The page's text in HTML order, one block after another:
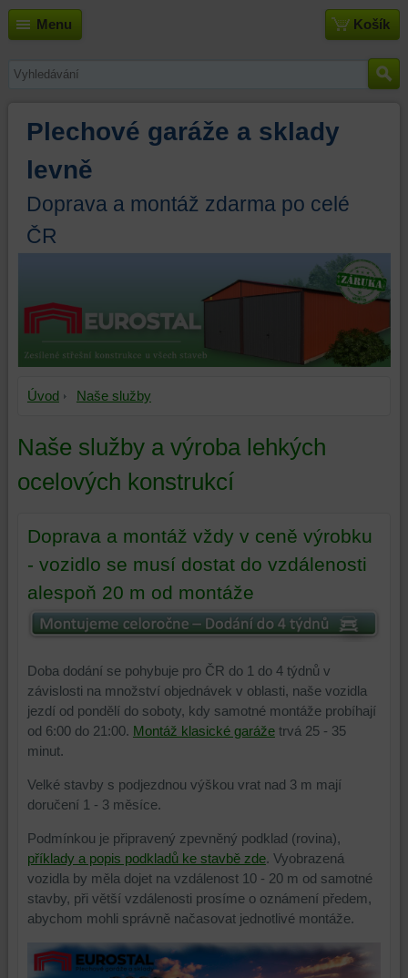
Menu Košík
Plechové garáže a sklady
levně
Doprava a montáž zdarma po celé
ČR
Úvod Naše služby
Naše služby a výroba lehkých
ocelových konstrukcí
Doprava a montáž vždy v ceně výrobku
- vozidlo se musí dostat do vzdálenosti
alespoň 20 m od montáže
Doba dodání se pohybuje pro ČR do 1 do 4 týdnů v
závislosti na množství objednávek v oblasti, naše vozidla
jezdí od pondělí do soboty, kdy samotné montáže probíhají
od 6:00 do 21:00. Montáž klasické garážetrvá 25 - 35
minut.
Velké stavby s podjezdnou výškou vrat nad 3 m mají
doručení 1 - 3 měsíce.
Podmínkou je připravený zpevněný podklad (rovina),
příklady a popis podkladů ke stavbě zde. Vyobrazená
vozidla by měla dojet na vzdálenost 10 - 20 m od samotné
stavby, při větší vzdálenosti prosíme o oznámení předem,
abychom mohli správně načasovat jednotlivé montáže.